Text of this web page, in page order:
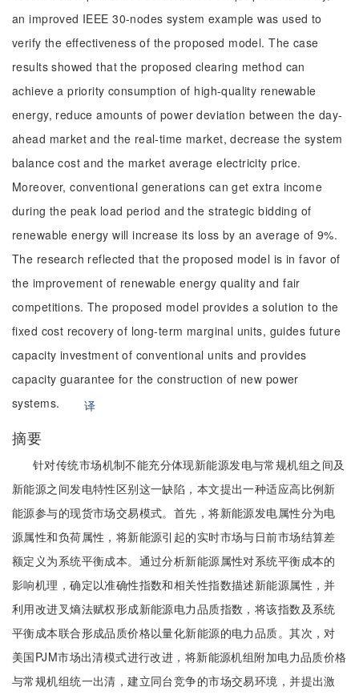
an improved IEEE 30-nodes system example was used to
verify the effectiveness of the proposed model. The case
results showed that the proposed clearing method can
achieve a priority consumption of high-quality renewable
energy, reduce amounts of power deviation between the day-
ahead market and the real-time market, decrease the system
balance cost and the market average electricity price.
Moreover, conventional generations can get extra income
during the peak load period and the strategic bidding of
renewable energy will increase its loss by an average of 9%.
The research reflected that the proposed model is in favor of
the improvement of renewable energy quality and fair
competitions. The proposed model provides a solution to the
fixed cost recovery of long-term marginal units, guides future
capacity investment of conventional units and provides
capacity guarantee for the construction of new power
systems.
译
摘要
针对传统市场机制不能充分体现新能源发电与常规机组之间及
新能源之间发电特性区别这一缺陷，本文提出一种适应高比例新
能源参与的现货市场交易模式。首先，将新能源发电属性分为电
源属性和负荷属性，将新能源引起的实时市场与日前市场结算差
额定义为系统平衡成本。通过分析新能源属性对系统平衡成本的
影响机理，确定以准确性指数和相关性指数描述新能源属性，并
利用改进叉熵法赋权形成新能源电力品质指数，将该指数及系统
平衡成本联合形成品质价格以量化新能源的电力品质。其次，对
美国PJM市场出清模式进行改进，将新能源机组附加电力品质价格
与常规机组统一出清，建立同台竞争的市场交易环境，并提出激